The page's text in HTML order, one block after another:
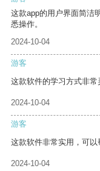
这款app的用户界面简洁
悉操作。
2024-10-04
游客
这款软件的学习方式非常
2024-10-04
游客
这款软件非常实用，可以
2024-10-04